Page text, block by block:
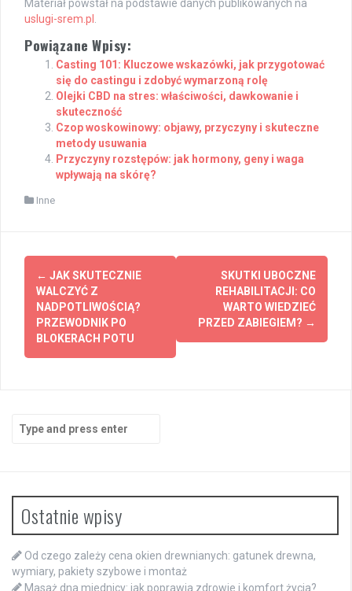
Materiał powstał na podstawie danych publikowanych na
uslugi-srem.pl
Powiązane Wpisy:
Casting 101: Kluczowe wskazówki, jak przygotować
się do castingu i zdobyć wymarzoną rolę
Olejki CBD na stres: właściwości, dawkowanie i
skuteczność
Czop woskowinowy: objawy, przyczyny i skuteczne
metody usuwania
Przyczyny rozstępów: jak hormony, geny i waga
wpływają na skórę?
Inne
Post
navigation
← JAK SKUTECZNIE
WALCZYĆ Z
NADPOTLIWOŚCIĄ?
PRZEWODNIK PO
BLOKERACH POTU
SKUTKI UBOCZNE
REHABILITACJI: CO
WARTO WIEDZIEĆ
PRZED ZABIEGIEM? →
for:
Ostatnie wpisy
Od czego zależy cena okien drewnianych: gatunek drewna,
wymiary, pakiety szybowe i montaż
Masaż dna miednicy: jak poprawia zdrowie i komfort życia?